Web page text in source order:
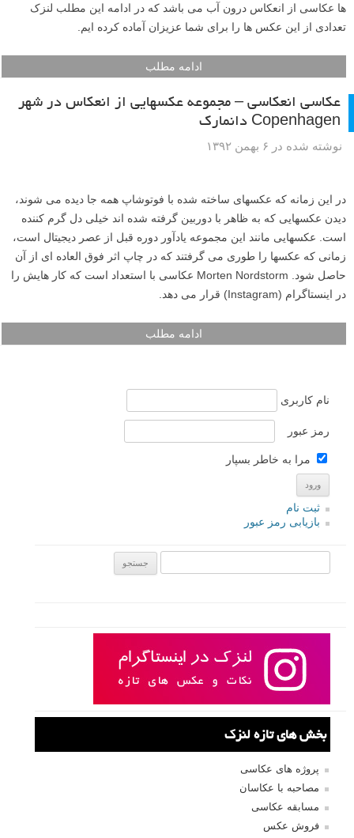
ها عکاسی از انعکاس درون آب می باشد که در ادامه این مطلب لنزک
تعدادی از این عکس ها را برای شما عزیزان آماده کرده ایم.
ادامه مطلب
عکاسی انعکاسی – مجموعه عکسهایی از انعکاس در شهر
Copenhagen دانمارک
نوشته شده در ۶ بهمن ۱۳۹۲
در این زمانه که عکسهای ساخته شده با فوتوشاپ همه جا دیده می شوند،
دیدن عکسهایی که به ظاهر با دوربین گرفته شده اند خیلی دل گرم کننده
است. عکسهایی مانند این مجموعه یادآور دوره قبل از عصر دیجیتال است،
زمانی که عکسها را طوری می گرفتند که در چاپ اثر فوق العاده ای از آن
حاصل شود. Morten Nordstorm عکاسی با استعداد است که کار هایش را
در اینستاگرام (Instagram) قرار می دهد.
ادامه مطلب
نام کاربری
رمز عبور
مرا به خاطر بسپار
ثبت نام
بازیابی رمز عبور
بخش های تازه لنزک
پروژه های عکاسی
مصاحبه با عکاسان
مسابقه عکاسی
فروش عکس